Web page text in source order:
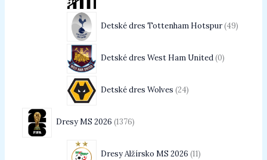
Detské dres Tottenham Hotspur 49
Detské dres West Ham United 0
Detské dres Wolves 24
Dresy MS 2026 1376
Dresy Alžírsko MS 2026 11